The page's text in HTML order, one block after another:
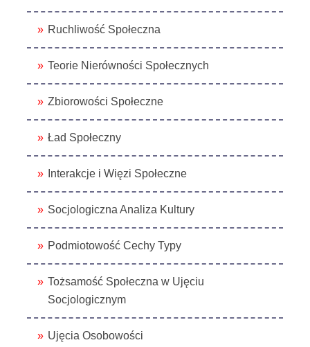
Ruchliwość Społeczna
Teorie Nierówności Społecznych
Zbiorowości Społeczne
Ład Społeczny
Interakcje i Więzi Społeczne
Socjologiczna Analiza Kultury
Podmiotowość Cechy Typy
Tożsamość Społeczna w Ujęciu
Socjologicznym
Ujęcia Osobowości